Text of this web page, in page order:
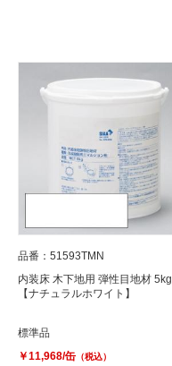
品番：51593TMN
内装床 木下地用 弾性目地材 5kg
【ナチュラルホワイト】
標準品
￥11,968/缶 （税込）